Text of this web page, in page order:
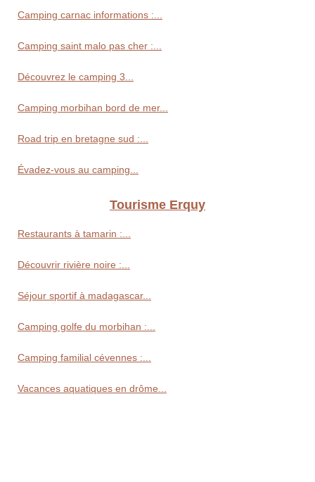
Camping carnac informations :...
Camping saint malo pas cher :...
Découvrez le camping 3...
Camping morbihan bord de mer...
Road trip en bretagne sud :...
Évadez-vous au camping...
Tourisme Erquy
Restaurants à tamarin :...
Découvrir rivière noire :...
Séjour sportif à madagascar...
Camping golfe du morbihan :...
Camping familial cévennes :...
Vacances aquatiques en drôme...